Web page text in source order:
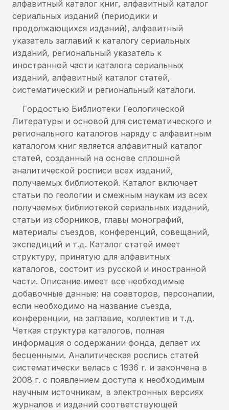
алфавитный каталог книг, алфавитный каталог
сериальных изданий (периодики и
продолжающихся изданий), алфавитный
указатель заглавий к каталогу сериальных
изданий, региональный указатель к
иностранной части каталога сериальных
изданий, алфавитный каталог статей,
систематический и региональный каталоги.
Гордостью Библиотеки Геологической
Литературы и основой для систематического и
регионального каталогов наряду с алфавитным
каталогом книг является алфавитный каталог
статей, созданный на основе сплошной
аналитической росписи всех изданий,
получаемых библиотекой. Каталог включает
статьи по геологии и смежным наукам из всех
получаемых библиотекой сериальных изданий,
статьи из сборников, главы монографий,
материалы съездов, конференций, совещаний,
экспедиций и т.д. Каталог статей имеет
структуру, принятую для алфавитных
каталогов, состоит из русской и иностранной
части. Описание имеет все необходимые
добавочные данные: на соавторов, персоналии,
если необходимо на название съезда,
конференции, на заглавие, коллектив и т.д.
Четкая структура каталогов, полная
информация о содержании фонда, делает их
бесценными. Аналитическая роспись статей
систематически велась с 1936 г. и закончена в
2008 г. с появлением доступа к необходимым
научным источникам, в электронных версиях
журналов и изданий соответствующей